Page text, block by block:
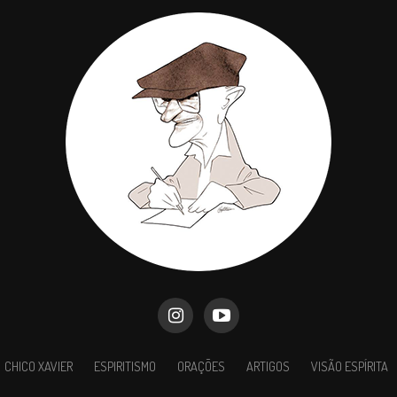
CHICO XAVIER ESPIRITISMO ORAÇÕES ARTIGOS VISÃO ESPÍRITA